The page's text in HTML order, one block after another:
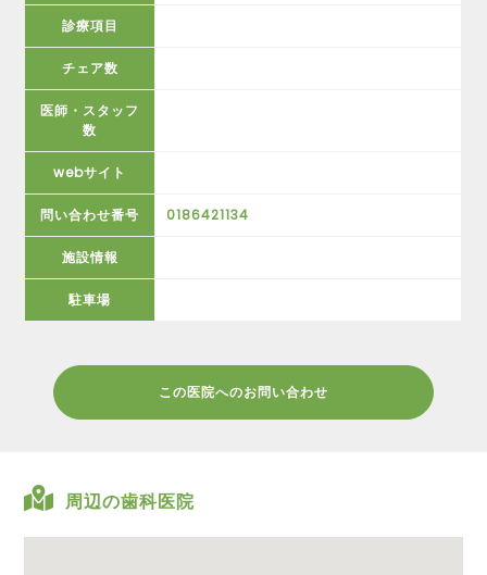
診療項目
チェア数
医師・スタッフ
数
webサイト
問い合わせ番号 0186421134
施設情報
駐車場
この医院へのお問い合わせ
周辺の歯科医院